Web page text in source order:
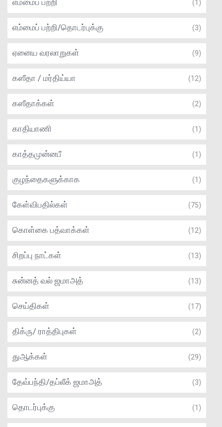
எம்மைப் பற்றி (1)
எம்மைப் பற்றி/தொடர்புக்கு (3)
ஏனைய வரலாறுகள் (9)
கஸீதா / மர்திய்யா (12)
கஸீதாக்கள் (2)
காதியாணி (1)
காத்தமுன்னபீ (1)
குழந்தைகளுக்காக (1)
கேள்விபதில்கள் (75)
கொள்கை பத்வாக்கள் (12)
சிறப்பு நாட்கள் (13)
சுன்னத் வல் ஜமாஅத் (13)
செய்திகள் (17)
திக்ரு/ ராத்திபுகள் (2)
துஆக்கள் (29)
தேவ்பந்தி/தப்லீக் ஜமாஅத் (3)
தொடர்புக்கு (1)